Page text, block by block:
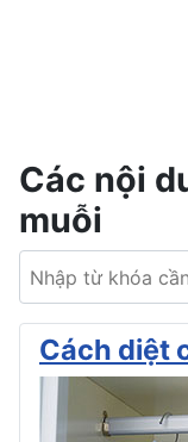
Các nội
muỗi
Nhập từ khóa cần
Cách diệt